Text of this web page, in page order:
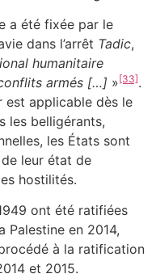
a été fixée par le
dans l’arrêt Tadic,
humanitaire
armés […] »[33].
est applicable dès le
les belligérants,
les États sont
leur état de
hostilités.
ont été ratifiées
Palestine en 2014,
à la ratification
et 2015.